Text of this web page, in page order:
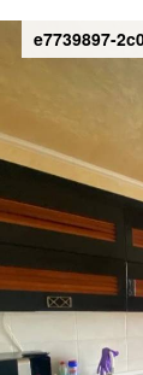
e7739897-